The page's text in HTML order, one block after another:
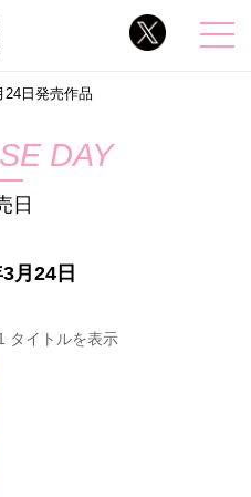
24日発売作品
DAY
日
月24日
タイトルを表示